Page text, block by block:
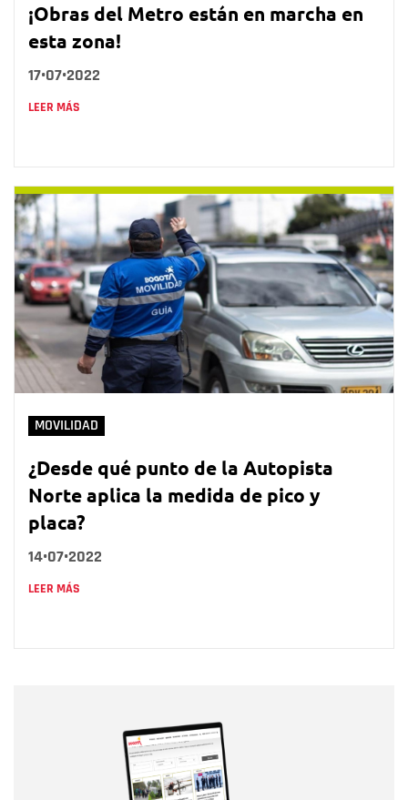
¡Obras del Metro están en marcha en
esta zona!
17•07•2022
LEER MÁS
MOVILIDAD
¿Desde qué punto de la Autopista
Norte aplica la medida de pico y
placa?
14•07•2022
LEER MÁS
Correo electrónico